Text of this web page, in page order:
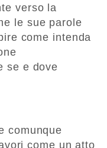
verso la
le sue parole
come intenda
se e dove
comunque
come un atto